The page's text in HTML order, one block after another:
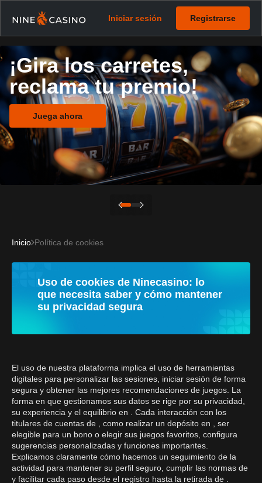
Iniciar sesión Registrarse
¡Gira los carretes,
reclama tu premio!
Juega ahora
Inicio Política de cookies
Uso de cookies de Ninecasino: lo
que necesita saber y cómo mantener
su privacidad segura
El uso de nuestra plataforma implica el uso de herramientas
digitales para personalizar las sesiones, iniciar sesión de forma
segura y obtener las mejores recomendaciones de juegos. La
forma en que gestionamos sus datos se rige por su privacidad,
su experiencia y el equilibrio en . Cada interacción con los
titulares de cuentas de , como realizar un depósito en , ser
elegible para un bono o elegir sus juegos favoritos, configura
sugerencias personalizadas y funciones importantes.
Explicamos claramente cómo hacemos un seguimiento de la
actividad para mantener su perfil seguro, cumplir las normas de
y facilitar cada paso desde el registro hasta la retirada de .